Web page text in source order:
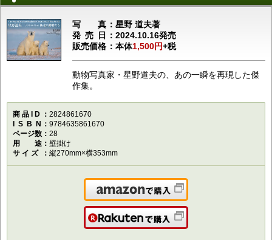
写真星野 道夫著
発売日 2024.10.16発売
販売価格
本体1,500円+税
動物写真家・星野道夫の、あの一瞬を再現した傑
作集。
商品ID
2824861670
ISBN
9784635861670
ページ数
28
用途壁掛け
サイズ
縦270mm×横353mm
Amazonで購入
楽天で購入